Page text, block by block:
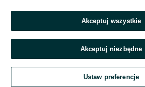
Akceptuj wszystkie
Akceptuj niezbędne
Ustaw preferencje